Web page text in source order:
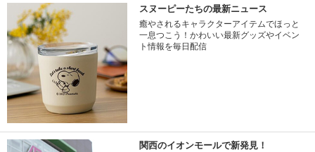
スヌーピーたちの最新ニュース
癒やされるキャラクターアイテムでほっと
一息つこう！かわいい最新グッズやイベン
ト情報を毎日配信
関西のイオンモールで新発見！